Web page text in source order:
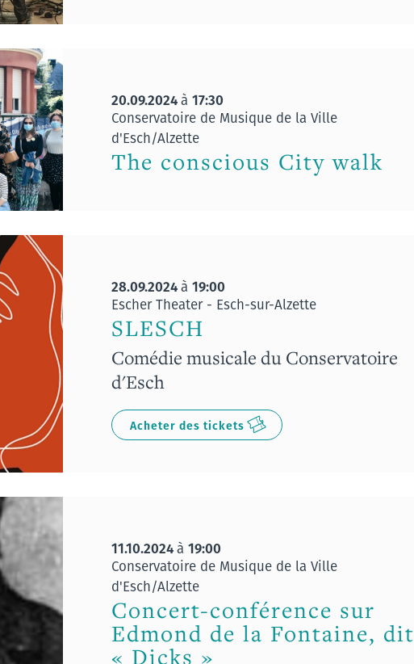
20.09.2024à 17:30
Conservatoire de Musique de la Ville
d'Esch/Alzette
The conscious City walk
28.09.2024à 19:00
Escher Theater - Esch-sur-Alzette
SLESCH
Comédie musicale du Conservatoire
d'Esch
Acheter des tickets
11.10.2024à 19:00
Conservatoire de Musique de la Ville
d'Esch/Alzette
Concert-conférence sur
Edmond de la Fontaine, dit
« Dicks »